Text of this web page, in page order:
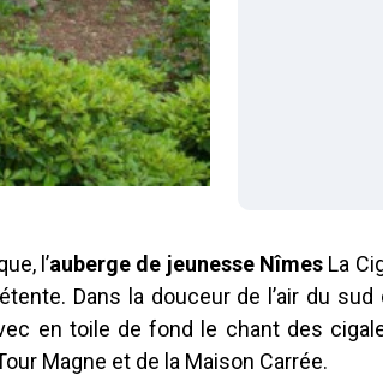
l’auberge de jeunesse Nîmes La
Dans la douceur de l’air du
en toile de fond le chant des
Magne et de la Maison Carrée.